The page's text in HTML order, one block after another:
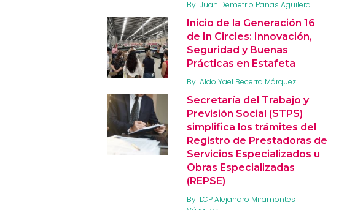
By Juan Demetrio Panas Aguilera
Inicio de la Generación 16
de In Circles: Innovación,
Seguridad y Buenas
Prácticas en Estafeta
By Aldo Yael Becerra Márquez
Secretaría del Trabajo y
Previsión Social (STPS)
simplifica los trámites del
Registro de Prestadoras de
Servicios Especializados u
Obras Especializadas
(REPSE)
By LCP Alejandro Miramontes